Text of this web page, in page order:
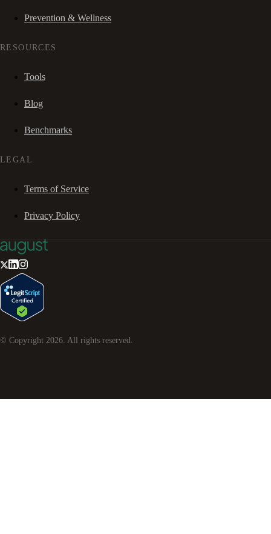
Prevention & Wellness
RESOURCES
Tools
Blog
Benchmarks
LEGAL
Terms of Service
Privacy Policy
© Copyright 2026 . All rights reserved.